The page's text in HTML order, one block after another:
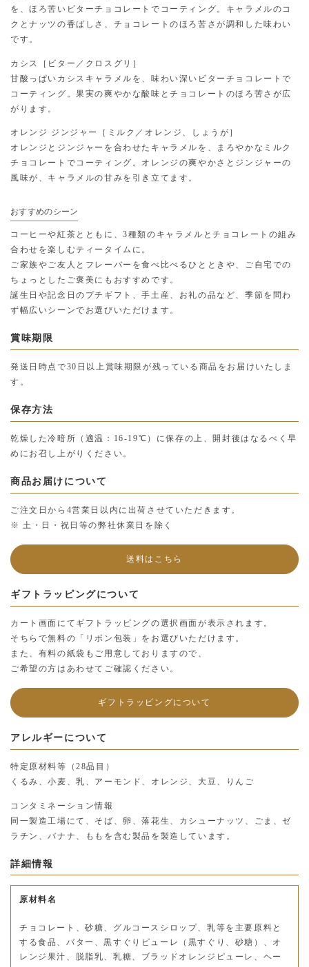
を、ほろ苦いビターチョコレートでコーティング。キャラメルのコ
クとナッツの香ばしさ、チョコレートのほろ苦さが調和した味わい
です。
カシス［ビター／クロスグリ］
甘酸っぱいカシスキャラメルを、味わい深いビターチョコレートで
コーティング。果実の爽やかな酸味とチョコレートのほろ苦さが広
がります。
オレンジ ジンジャー［ミルク／オレンジ、しょうが］
オレンジとジンジャーを合わせたキャラメルを、まろやかなミルク
チョコレートでコーティング。オレンジの爽やかさとジンジャーの
風味が、キャラメルの甘みを引き立てます。
おすすめのシーン
コーヒーや紅茶とともに、3種類のキャラメルとチョコレートの組み
合わせを楽しむティータイムに。
ご家族やご友人とフレーバーを食べ比べるひとときや、ご自宅での
ちょっとしたご褒美にもおすすめです。
誕生日や記念日のプチギフト、手土産、お礼の品など、季節を問わ
ず幅広いシーンでお選びいただけます。
賞味期限
発送日時点で30日以上賞味期限が残っている商品をお届けいたしま
す。
保存方法
乾燥した冷暗所（適温：16-19℃）に保存の上、開封後はなるべく早
めにお召し上がりください。
商品お届けについて
ご注文日から4営業日以内に出荷させていただきます。
※ 土・日・祝日等の弊社休業日を除く
送料はこちら
ギフトラッピングについて
カート画面にてギフトラッピングの選択画面が表示されます。
そちらで無料の「リボン包装」をお選びいただけます。
また、有料の紙袋もご用意しておりますので、
ご希望の方はあわせてご確認ください。
ギフトラッピングについて
アレルギーについて
特定原材料等（28品目）
くるみ、小麦、乳、アーモンド、オレンジ、大豆、りんご
コンタミネーション情報
同一製造工場にて、そば、卵、落花生、カシューナッツ、ごま、ゼ
ラチン、バナナ、ももを含む製品を製造しています。
詳細情報
原材料名
チョコレート、砂糖、グルコースシロップ、乳等を主要原料と
する食品、バター、黒すぐりピューレ（黒すぐり、砂糖）、オ
レンジ果汁、脱脂乳、乳糖、ブラッドオレンジピューレ、ヘー